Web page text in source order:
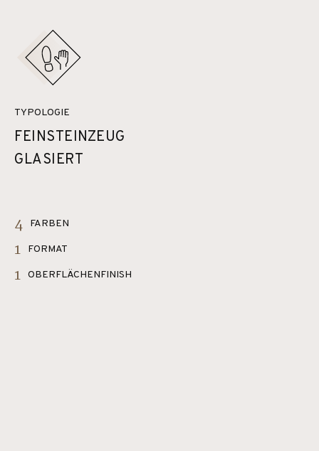
TYPOLOGIE
FEINSTEINZEUG
GLASIERT
4 FARBEN
1 FORMAT
1 OBERFLÄCHENFINISH